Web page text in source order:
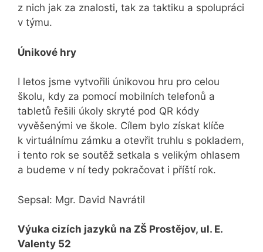
z nich jak za znalosti, tak za taktiku a spolupráci
v týmu.
Únikové hry
I letos jsme vytvořili únikovou hru pro celou
školu, kdy za pomocí mobilních telefonů a
tabletů řešili úkoly skryté pod QR kódy
vyvěšenými ve škole. Cílem bylo získat klíče
k virtuálnímu zámku a otevřit truhlu s pokladem,
i tento rok se soutěž setkala s velikým ohlasem
a budeme v ní tedy pokračovat i příští rok.
Sepsal: Mgr. David Navrátil
Výuka cizích jazyků na ZŠ Prostějov, ul. E.
Valenty 52